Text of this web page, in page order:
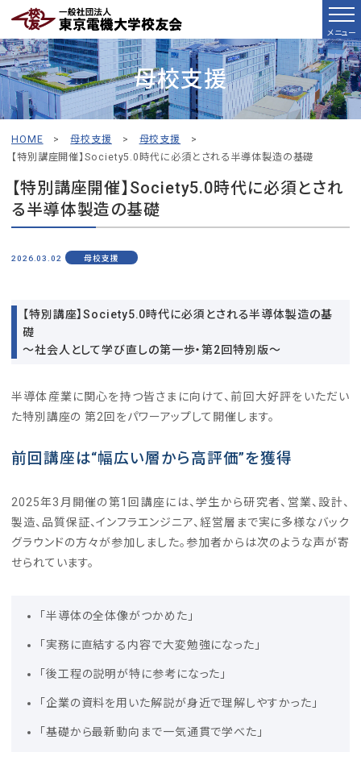
メニュー
母校支援
HOME >母校支援 > 母校支援 >
【特別講座開催】Society5.0時代に必須とされる半導体製造の基礎
【特別講座開催】Society5.0時代に必須とされ
る半導体製造の基礎
2026.03.02 母校支援
【特別講座】Society5.0時代に必須とされる半導体製造の基
礎
～社会人として学び直しの第一歩・第2回特別版～
半導体産業に関心を持つ皆さまに向けて、前回大好評をいただい
た特別講座の 第2回をパワーアップして開催します。
前回講座は“幅広い層から高評価”を獲得
2025年3月開催の第1回講座には、学生から研究者、営業、設計、
製造、品質保証、インフラエンジニア、経営層まで実に多様なバック
グラウンドの方々が参加しました。参加者からは次のような声が寄
せられています。
「半導体の全体像がつかめた」
「実務に直結する内容で大変勉強になった」
「後工程の説明が特に参考になった」
「企業の資料を用いた解説が身近で理解しやすかった」
「基礎から最新動向まで一気通貫で学べた」